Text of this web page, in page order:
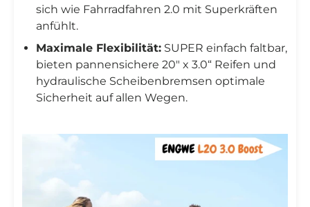
sich wie Fahrradfahren 2.0 mit Superkräften
anfühlt.
Maximale Flexibilität: SUPER einfach faltbar,
bieten pannensichere 20″ x 3.0“ Reifen und
hydraulische Scheibenbremsen optimale
Sicherheit auf allen Wegen.